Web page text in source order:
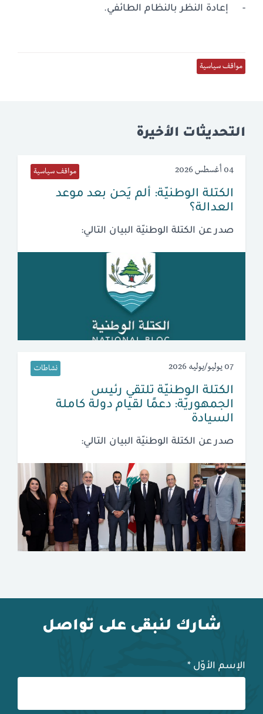
- إعادة النظر بالنظام الطائفي.
مواقف سياسية
التحديثات الأخيرة
04 أغسطس 2026 مواقف سياسية
الكتلة الوطنيّة: ألم يَحن بعد موعد
العدالة؟
صدر عن الكتلة الوطنيّة البيان التالي:
07 يوليو/يوليه 2026 نشاطات
الكتلة الوطنيّة تلتقي رئيس
الجمهوريّة: دعمًا لقيام دولة كاملة
السيادة
صدر عن الكتلة الوطنيّة البيان التالي:
شارك لنبقى على تواصل
الإسم الأوّل *